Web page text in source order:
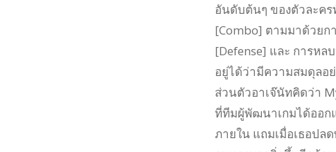
อันดับต้นๆ ของตัวละคร
[Combo] ตามมาด้วยก
[Defense] และ การหล
อยู่ได้ว่ามีความสมดุลอ
ส่วนตัวอาเจ๊นัทคิดว่า
ที่ทีมผู้พัฒนาเกมได้ออก
ภายใน แถมเมื่อเธอปล